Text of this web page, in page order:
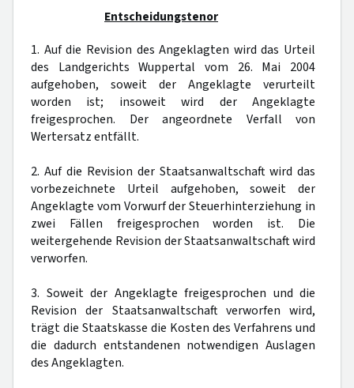
Entscheidungstenor
1. Auf die Revision des Angeklagten wird das Urteil
des Landgerichts Wuppertal vom 26. Mai 2004
aufgehoben, soweit der Angeklagte verurteilt
worden ist; insoweit wird der Angeklagte
freigesprochen. Der angeordnete Verfall von
Wertersatz entfällt.
2. Auf die Revision der Staatsanwaltschaft wird das
vorbezeichnete Urteil aufgehoben, soweit der
Angeklagte vom Vorwurf der Steuerhinterziehung in
zwei Fällen freigesprochen worden ist. Die
weitergehende Revision der Staatsanwaltschaft wird
verworfen.
3. Soweit der Angeklagte freigesprochen und die
Revision der Staatsanwaltschaft verworfen wird,
trägt die Staatskasse die Kosten des Verfahrens und
die dadurch entstandenen notwendigen Auslagen
des Angeklagten.